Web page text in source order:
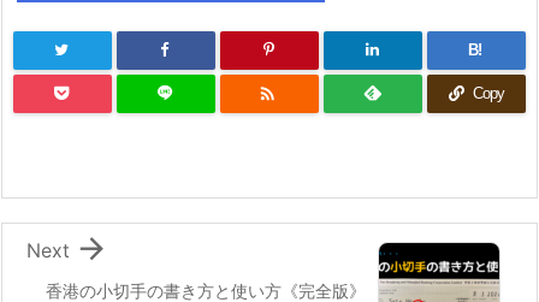
B!
 Copy
香港の小切手の書き方と使い方《完全版》

Next